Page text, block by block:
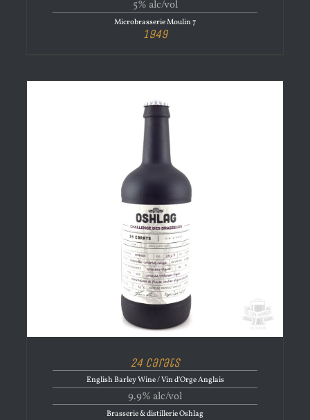
5% alc/vol
Microbrasserie Moulin 7
1949
24 Carats
English Barley Wine / Vin d'Orge Anglais
9.9% alc/vol
Brasserie & distillerie Oshlag